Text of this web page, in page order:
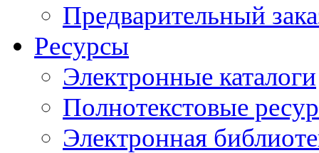
Предварительный
Ресурсы
Электронные каталоги
Полнотекстовые
Электронная